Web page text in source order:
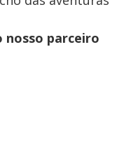
nosso parceiro